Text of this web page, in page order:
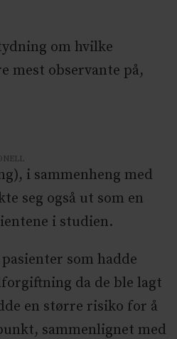
om hvilke
mest observante på,
i sammenheng med
seg også ut som en
i studien.
som hadde
da de ble lagt
en større risiko for å
sammenlignet med